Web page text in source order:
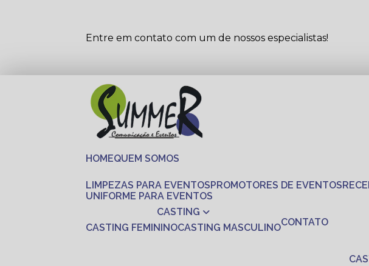
Entre em contato com um de nossos especialistas!
HOME
QUEM SOMOS
LIMPEZAS PARA EVENTOS
PROMOTORES DE EVENTOS
UNIFORME PARA EVENTOS
CASTING
CASTING FEMININO CASTING MASCULINO CONTATO